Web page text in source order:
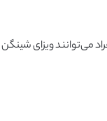
زمان درمان آنها در آلمان کمتر از ۳ ماه باشد. این افراد می‌توانند ویزای شینگن